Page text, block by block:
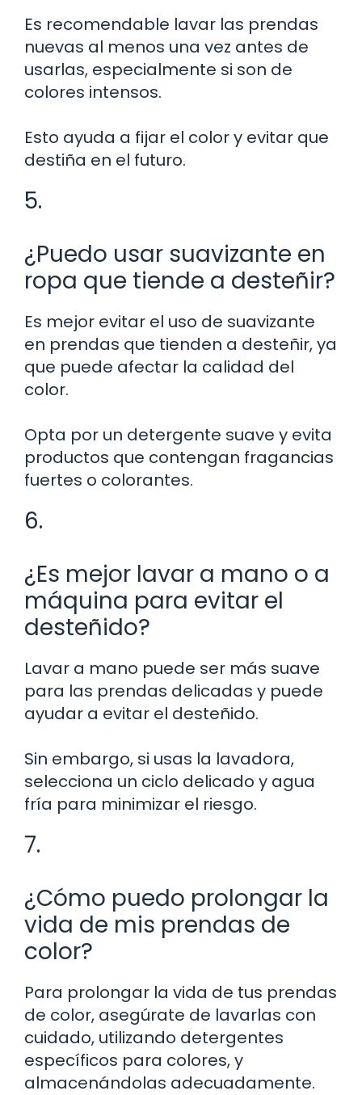
Es recomendable lavar las prendas
nuevas al menos una vez antes de
usarlas, especialmente si son de
colores intensos.
Esto ayuda a fijar el color y evitar que
destiña en el futuro.
5.
¿Puedo usar suavizante en
ropa que tiende a desteñir?
Es mejor evitar el uso de suavizante
en prendas que tienden a desteñir, ya
que puede afectar la calidad del
color.
Opta por un detergente suave y evita
productos que contengan fragancias
fuertes o colorantes.
6.
¿Es mejor lavar a mano o a
máquina para evitar el
desteñido?
Lavar a mano puede ser más suave
para las prendas delicadas y puede
ayudar a evitar el desteñido.
Sin embargo, si usas la lavadora,
selecciona un ciclo delicado y agua
fría para minimizar el riesgo.
7.
¿Cómo puedo prolongar la
vida de mis prendas de
color?
Para prolongar la vida de tus prendas
de color, asegúrate de lavarlas con
cuidado, utilizando detergentes
específicos para colores, y
almacenándolas adecuadamente.